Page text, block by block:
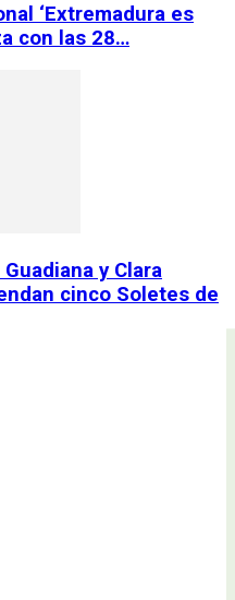
‘Extremadura es
con las 28…
y Clara
cinco Soletes de